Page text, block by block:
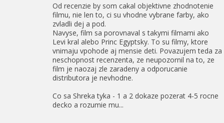
Od recenzie by som cakal objektivne zhodnotenie
filmu, nie len to, ci su vhodne vybrane farby, ako
zvladli dej a pod.
Navyse, film sa porovnaval s takymi filmami ako
Levi kral alebo Princ Egyptsky. To su filmy, ktore
vnimaju vpohode aj mensie deti. Povazujem teda za
neschopnost recenzenta, ze neupozornil na to, ze
film je naozaj zle zaradeny a odporucanie
distributora je nevhodne.
Co sa Shreka tyka - 1 a 2 dokaze pozerat 4-5 rocne
decko a rozumie mu...